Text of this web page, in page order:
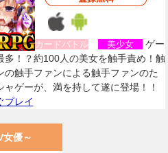
カードバトル 美少女
ゲー
多！？約100人の美女を触手責め！触
の触手ファンによる触手ファンのた
ャゲーが、満を持して遂に登場！！
プレイ
女優～